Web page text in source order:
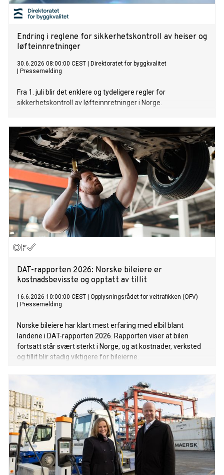
Endring i reglene for sikkerhetskontroll av heiser og
løfteinnretninger
30.6.2026 08:00:00 CEST
Direktoratet for byggkvalitet
Pressemelding
Fra 1. juli blir det enklere og tydeligere regler for
sikkerhetskontroll av løfteinnretninger i Norge.
DAT-rapporten 2026: Norske bileiere er
kostnadsbevisste og opptatt av tillit
16.6.2026 10:00:00 CEST
Opplysningsrådet for veitrafikken (OFV)
Pressemelding
Norske bileiere har klart mest erfaring med elbil blant
landene i DAT-rapporten 2026. Rapporten viser at bilen
fortsatt står svært sterkt i Norge, og at kostnader, verksted
og tillit blir stadig viktigere for bileierne.